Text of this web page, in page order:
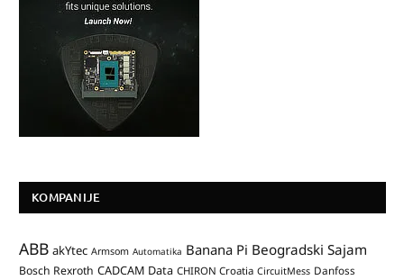
KOMPANIJE
ABB akYtec Armsom Automatika Banana Pi Beogradski Sajam
Bosch Rexroth CADCAM Data CHIRON Croatia CircuitMess Danfoss